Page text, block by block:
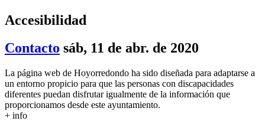
Accesibilidad
Contacto sáb, 11 de abr. de 2020
La página web de Hoyorredondo ha sido diseñada para adaptarse a
un entorno propicio para que las personas con discapacidades
diferentes puedan disfrutar igualmente de la información que
proporcionamos desde este ayuntamiento.
+ info